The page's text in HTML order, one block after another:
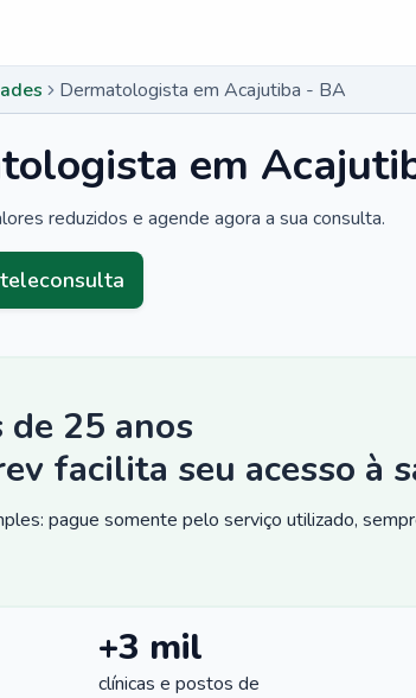
Dermatologista em Acajutiba - BA
em
reduzidos e agende agora a sua consulta.
de 25 anos
facilita seu acesso à
pague somente pelo serviço utilizado,
+3 mil
clínicas e postos de